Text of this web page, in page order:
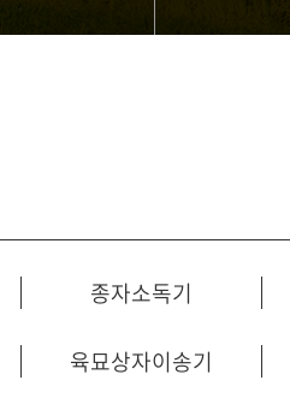
종자소독기
육묘상자이송기